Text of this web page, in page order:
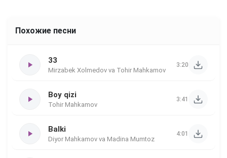
Похожие песни
33
Mirzabek Xolmedov va Tohir Mahkamov
3:20
Boy qizi
Tohir Mahkamov
3:41
Balki
Diyor Mahkamov va Madina Mumtoz
4:01